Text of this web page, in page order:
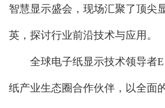
智慧显示盛会，现场汇聚了顶尖
英，探讨行业前沿技术与应用。
全球电子纸显示技术领导者
纸产业生态圈合作伙伴，以全面